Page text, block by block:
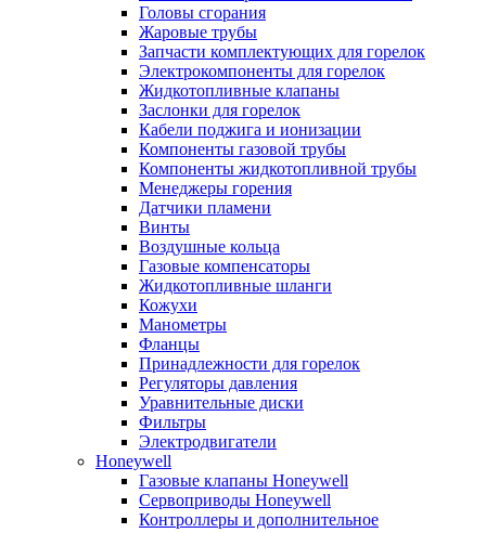
Головы сгорания
Жаровые трубы
Запчасти комплектующих для горелок
Электрокомпоненты для горелок
Жидкотопливные клапаны
Заслонки для горелок
Кабели поджига и ионизации
Компоненты газовой трубы
Компоненты жидкотопливной трубы
Менеджеры горения
Датчики пламени
Винты
Воздушные кольца
Газовые компенсаторы
Жидкотопливные шланги
Кожухи
Манометры
Фланцы
Принадлежности для горелок
Регуляторы давления
Уравнительные диски
Фильтры
Электродвигатели
Honeywell
Газовые клапаны Honeywell
Сервоприводы Honeywell
Контроллеры и дополнительное